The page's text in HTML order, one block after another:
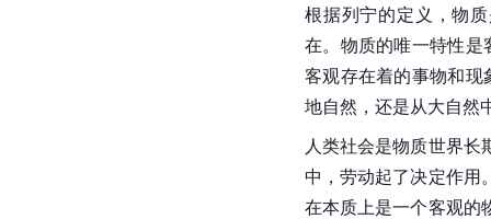
根据列宁的定义，物
在。物质的唯一特性是
客观存在着的事物和现
地自然，还是从大自然
人类社会是物质世界长
中，劳动起了决定作用
在本质上是一个客观的